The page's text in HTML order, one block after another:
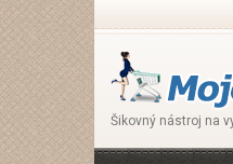
Šikovný nástroj na